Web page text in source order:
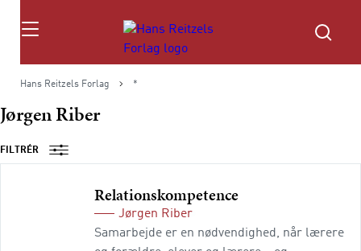
Søg
Hans Reitzels Forlag *
Jørgen Riber
FILTRÉR
Relationskompetence
Jørgen Riber
Samarbejde er en nødvendighed, når lærere